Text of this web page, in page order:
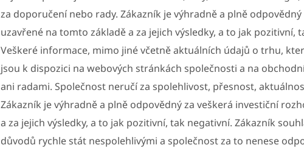
za doporučení nebo rady. Zákazník je výhradně a plně
uzavřené na tomto základě a za jejich výsledky, a to jak pozitivní,
Veškeré informace, mimo jiné včetně aktuálních údajů o trhu,
jsou k dispozici na webových stránkách společnosti a na
ani radami. Společnost neručí za spolehlivost, přesnost,
Zákazník je výhradně a plně odpovědný za veškerá investiční
a za jejich výsledky, a to jak pozitivní, tak negativní. Zákazník
důvodů rychle stát nespolehlivými a společnost za to nenese